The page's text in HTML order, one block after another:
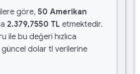
göre, 50 Amerikan
2.379,7550 TL etmektedir.
ile bu değeri hızlıca
güncel dolar tl verilerine